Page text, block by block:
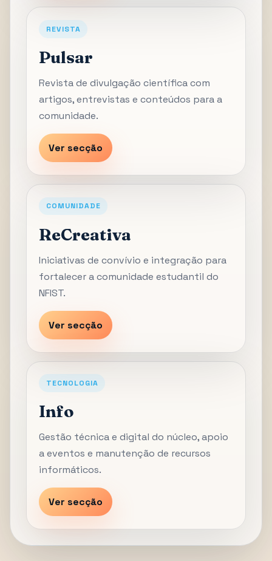
REVISTA
Pulsar
Revista de divulgação científica com
artigos, entrevistas e conteúdos para a
comunidade.
Ver secção
COMUNIDADE
ReCreativa
Iniciativas de convívio e integração para
fortalecer a comunidade estudantil do
NFIST.
Ver secção
TECNOLOGIA
Info
Gestão técnica e digital do núcleo, apoio
a eventos e manutenção de recursos
informáticos.
Ver secção